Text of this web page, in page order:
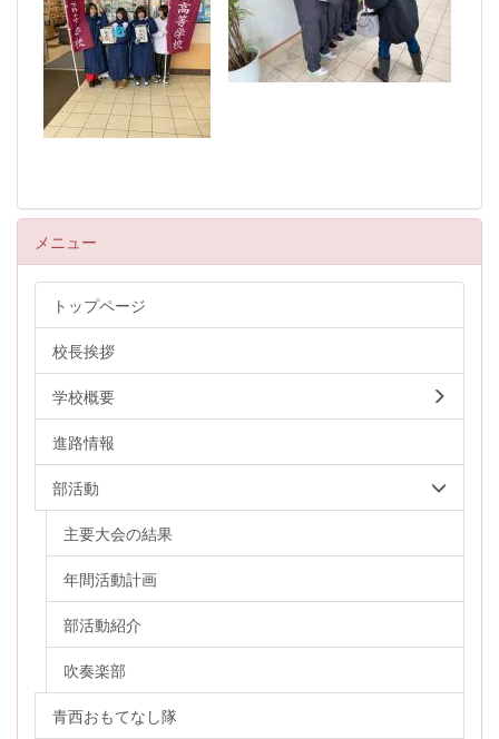
メニュー
トップページ
校長挨拶
学校概要
進路情報
部活動
主要大会の結果
年間活動計画
部活動紹介
吹奏楽部
青西おもてなし隊